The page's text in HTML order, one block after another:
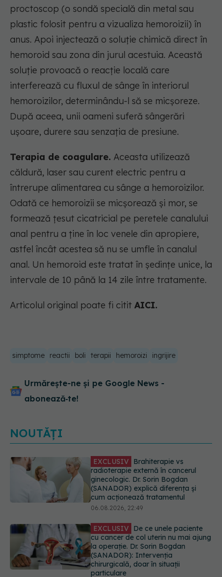
proctoscop (o sondă specială din metal sau
plastic folosit pentru a vizualiza hemoroizii) în
anus. Apoi injectează o soluție chimică direct în
hemoroid sau zona din jurul acestuia. Această
soluție provoacă o reacție locală care
interferează cu fluxul de sânge în interiorul
hemoroizilor, determinându-l să se micșoreze.
După aceea, unii oameni suferă sângerări
ușoare, durere sau senzația de presiune.
Terapia de coagulare. Aceasta utilizează
căldură, laser sau curent electric pentru a
întrerupe alimentarea cu sânge a hemoroizilor.
Odată ce hemoroizii se micșorează și mor, se
formează țesut cicatricial pe peretele canalului
anal pentru a ține în loc venele din apropiere,
astfel încât acestea să nu se umfle în canalul
anal. Un hemoroid este tratat în ședințe unice, la
intervale de 10 până la 14 zile între tratamente.
Articolul original poate fi citit AICI.
simptome reactii boli terapii hemoroizi ingrijire
Urmărește-ne și pe Google News -
abonează‑te!
NOUTĂȚI
EXCLUSIV De ce unele paciente
cu cancer de col uterin nu mai ajung
la operație. Dr. Sorin Bogdan
(SANADOR): Intervenția
chirurgicală, doar în situații
particulare
06.08.2026, 20:45
Alertă în Europa după un nou caz
de hantavirus Anzi, singura tulpină
care se transmite de la om la om
06.08.2026, 20:06